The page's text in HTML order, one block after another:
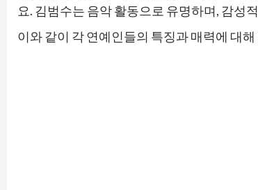
요. 김범수는 음악 활동으로 유명하며, 감성
이와 같이 각 연예인들의 특징과 매력에 대